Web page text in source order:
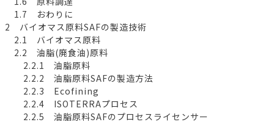
1.7 おわりに
2 バイオマス原料SAFの製造技術
2.1 バイオマス原料
2.2 油脂(廃食油)原料
2.2.1 油脂原料
2.2.2 油脂原料SAFの製造方法
2.2.3 Ecofining
2.2.4 ISOTERRAプロセス
2.2.5 油脂原料SAFのプロセスライセンサー